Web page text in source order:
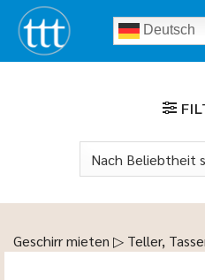
Zum
Inhalt
springen
Deutsch
Geschirr mieten ▷ Teller,